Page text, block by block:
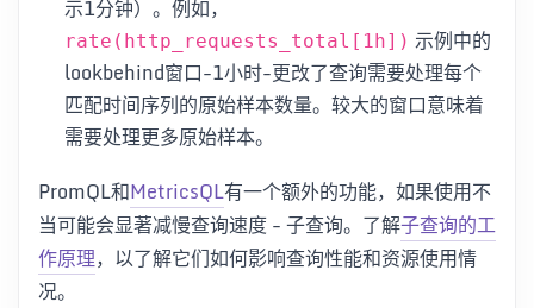
示1分钟）。例如，
rate(http_requests_total[1h]) 示例中的
lookbehind窗口-1小时-更改了查询需要处理每个
匹配时间序列的原始样本数量。较大的窗口意味着
需要处理更多原始样本。
PromQL和MetricsQL有一个额外的功能，如果使用不
当可能会显著减慢查询速度 - 子查询。了解子查询的工
作原理，以了解它们如何影响查询性能和资源使用情
况。